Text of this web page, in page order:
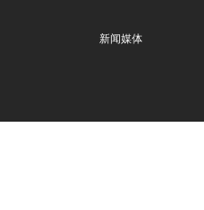
新闻媒体